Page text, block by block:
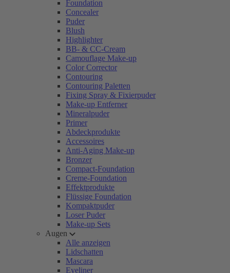
Foundation
Concealer
Puder
Blush
Highlighter
BB- & CC-Cream
Camouflage Make-up
Color Corrector
Contouring
Contouring Paletten
Fixing Spray & Fixierpuder
Make-up Entferner
Mineralpuder
Primer
Abdeckprodukte
Accessoires
Anti-Aging Make-up
Bronzer
Compact-Foundation
Creme-Foundation
Effektprodukte
Flüssige Foundation
Kompaktpuder
Loser Puder
Make-up Sets
Augen
Alle anzeigen
Lidschatten
Mascara
Eyeliner